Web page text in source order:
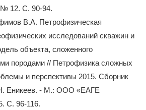
№ 12. С. 90-94.
В.А. Петрофизическая
исследований скважин и
объекта, сложенного
породами // Петрофизика сложных
и перспективы 2015. Сборник
Еникеев. - М.: ООО «ЕАГЕ
С. 96-116.